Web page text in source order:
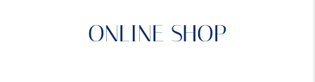
ONLINE SHOP